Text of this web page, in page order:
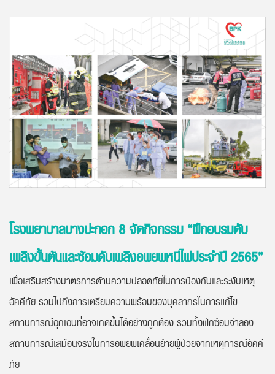
โรงพยาบาลบางปะกอก 8 จัดกิจกรรม “ฝึกอบรมดับ
เพลิงขั้นต้นและซ้อมดับเพลิงอพยพหนีไฟประจำปี 2565”
เพื่อเสริมสร้างมาตรการด้านความปลอดภัยในการป้องกันและระงับเหตุ
อัคคีภัย รวมไปถึงการเตรียมความพร้อมของบุคลากรในการแก้ไข
สถานการณ์ฉุกเฉินที่อาจเกิดขึ้นได้อย่างถูกต้อง รวมทั้งฝึกซ้อมจำลอง
สถานการณ์เสมือนจริงในการอพยพเคลื่อนย้ายผู้ป่วยจากเหตุการณ์อัคคี
ภัย